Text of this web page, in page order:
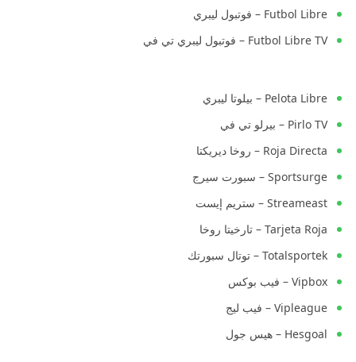
Futbol Libre – فوتبول ليبري
Futbol Libre TV – فوتبول ليبري تي في
Pelota Libre – بيلوتا ليبري
Pirlo TV – بيرلو تي في
Roja Directa – روخا ديريكتا
Sportsurge – سبورت سيرج
Streameast – ستريم إيست
Tarjeta Roja – تارخيتا روخا
Totalsportek – توتال سبورتك
Vipbox – فيب بوكس
Vipleague – فيب ليج
Hesgoal – هيس جول